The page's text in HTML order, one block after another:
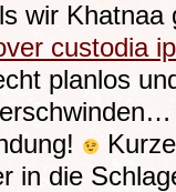
wir
custodia
planlos
in die